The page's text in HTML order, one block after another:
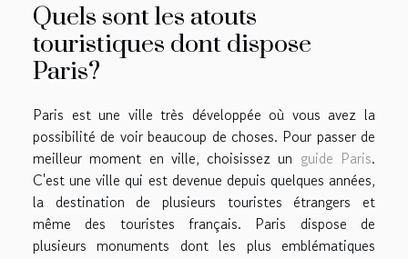
Quels sont les atouts
touristiques dont dispose
Paris?
Paris est une ville très développée où vous avez la
possibilité de voir beaucoup de choses. Pour passer de
meilleur moment en ville, choisissez un guide Paris.
C'est une ville qui est devenue depuis quelques années,
la destination de plusieurs touristes étrangers et
même des touristes français. Paris dispose de
plusieurs monuments dont les plus emblématiques